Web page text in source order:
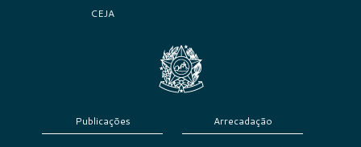
CEJA
Publicações Arrecadação